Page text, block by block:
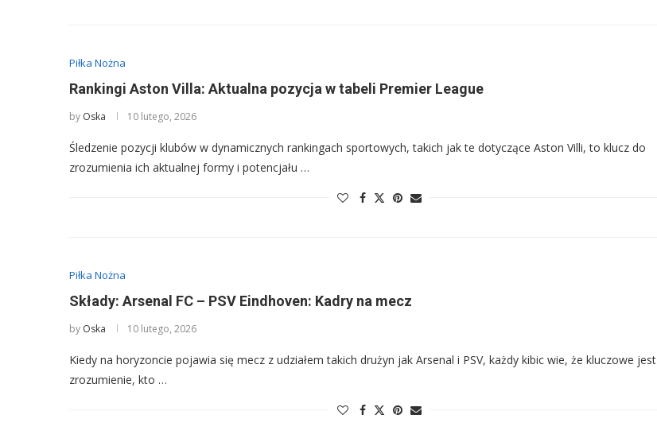
Piłka Nożna
Rankingi Aston Villa: Aktualna pozycja w tabeli Premier League
by Oska 10 lutego, 2026
Śledzenie pozycji klubów w dynamicznych rankingach sportowych, takich jak te dotyczące Aston Villi, to klucz do
zrozumienia ich aktualnej formy i potencjału …
Piłka Nożna
Składy: Arsenal FC – PSV Eindhoven: Kadry na mecz
by Oska 10 lutego, 2026
Kiedy na horyzoncie pojawia się mecz z udziałem takich drużyn jak Arsenal i PSV, każdy kibic wie, że kluczowe jest
zrozumienie, kto …